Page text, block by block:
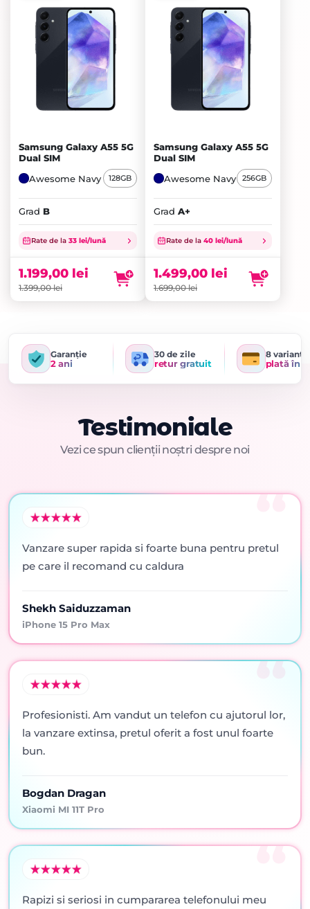
Samsung Galaxy A55 5G
Dual SIM
Awesome Navy
128GB
Grad B
Rate de la 33 lei/lună
1.399,00lei
Prețul
inițial
fost:
1.399,00 lei.
1.199,00 lei
Prețul
este:
1.199,00 lei.
Samsung Galaxy A55 5G
Dual SIM
Awesome Navy
256GB
Grad A+
Rate de la 40 lei/lună
1.699,00lei
Prețul
inițial
fost:
1.699,00 lei.
1.499,00 lei
Prețul
este:
1.499,00 lei.
Garanție
2 ani
30 de zile
retur gratuit
8 variante
plată în
Testimoniale
Vezi ce spun clienții noștri despre noi
Vanzare super rapida si foarte buna pentru pretul
pe care il recomand cu caldura
Shekh Saiduzzaman
iPhone 15 Pro Max
Profesionisti. Am vandut un telefon cu ajutorul lor,
la vanzare extinsa, pretul oferit a fost unul foarte
bun.
Bogdan Dragan
Xiaomi MI 11T Pro
Rapizi si seriosi in cumpararea telefonului meu